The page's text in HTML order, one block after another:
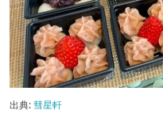
出典:彗星軒